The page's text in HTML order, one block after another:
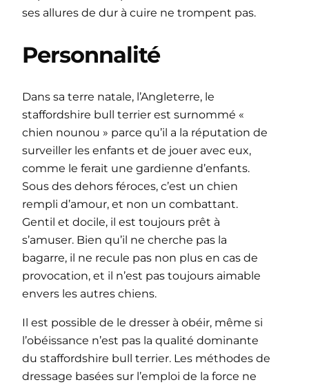
ses allures de dur à cuire ne trompent pas.
Personnalité
Dans sa terre natale, l’Angleterre, le
staffordshire bull terrier est surnommé «
chien nounou » parce qu’il a la réputation de
surveiller les enfants et de jouer avec eux,
comme le ferait une gardienne d’enfants.
Sous des dehors féroces, c’est un chien
rempli d’amour, et non un combattant.
Gentil et docile, il est toujours prêt à
s’amuser. Bien qu’il ne cherche pas la
bagarre, il ne recule pas non plus en cas de
provocation, et il n’est pas toujours aimable
envers les autres chiens.
Il est possible de le dresser à obéir, même si
l’obéissance n’est pas la qualité dominante
du staffordshire bull terrier. Les méthodes de
dressage basées sur l’emploi de la force ne